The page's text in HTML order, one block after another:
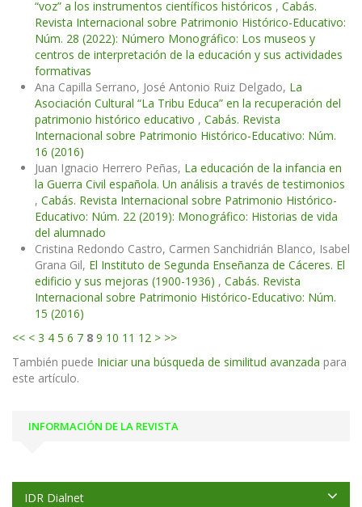
“voz” a los instrumentos científicos históricos , Cabás.
Revista Internacional sobre Patrimonio Histórico-Educativo:
Núm. 28 (2022): Número Monográfico: Los museos y
centros de interpretación de la educación y sus actividades
formativas
Ana Capilla Serrano, José Antonio Ruiz Delgado, La
Asociación Cultural “La Tribu Educa” en la recuperación del
patrimonio histórico educativo , Cabás. Revista
Internacional sobre Patrimonio Histórico-Educativo: Núm.
16 (2016)
Juan Ignacio Herrero Peñas, La educación de la infancia en
la Guerra Civil española. Un análisis a través de testimonios
, Cabás. Revista Internacional sobre Patrimonio Histórico-
Educativo: Núm. 22 (2019): Monográfico: Historias de vida
del alumnado
Cristina Redondo Castro, Carmen Sanchidrián Blanco, Isabel
Grana Gil, El Instituto de Segunda Enseñanza de Cáceres. El
edificio y sus mejoras (1900-1936) , Cabás. Revista
Internacional sobre Patrimonio Histórico-Educativo: Núm.
15 (2016)
<< < 3 4 5 6 7 8 9 10 11 12 > >>
También puede Iniciar una búsqueda de similitud avanzada para
este artículo.
INFORMACIÓN DE LA REVISTA
IDR Dialnet